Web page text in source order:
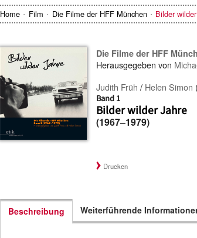
Home Film Die Filme der HFF München Bilder
Die Filme der HFF
Herausgegeben von
Judith Früh / Helen Simon
Band 1
Bilder wilder Jahre
(1967–1979)
Drucken
Beschreibung Weiterführende